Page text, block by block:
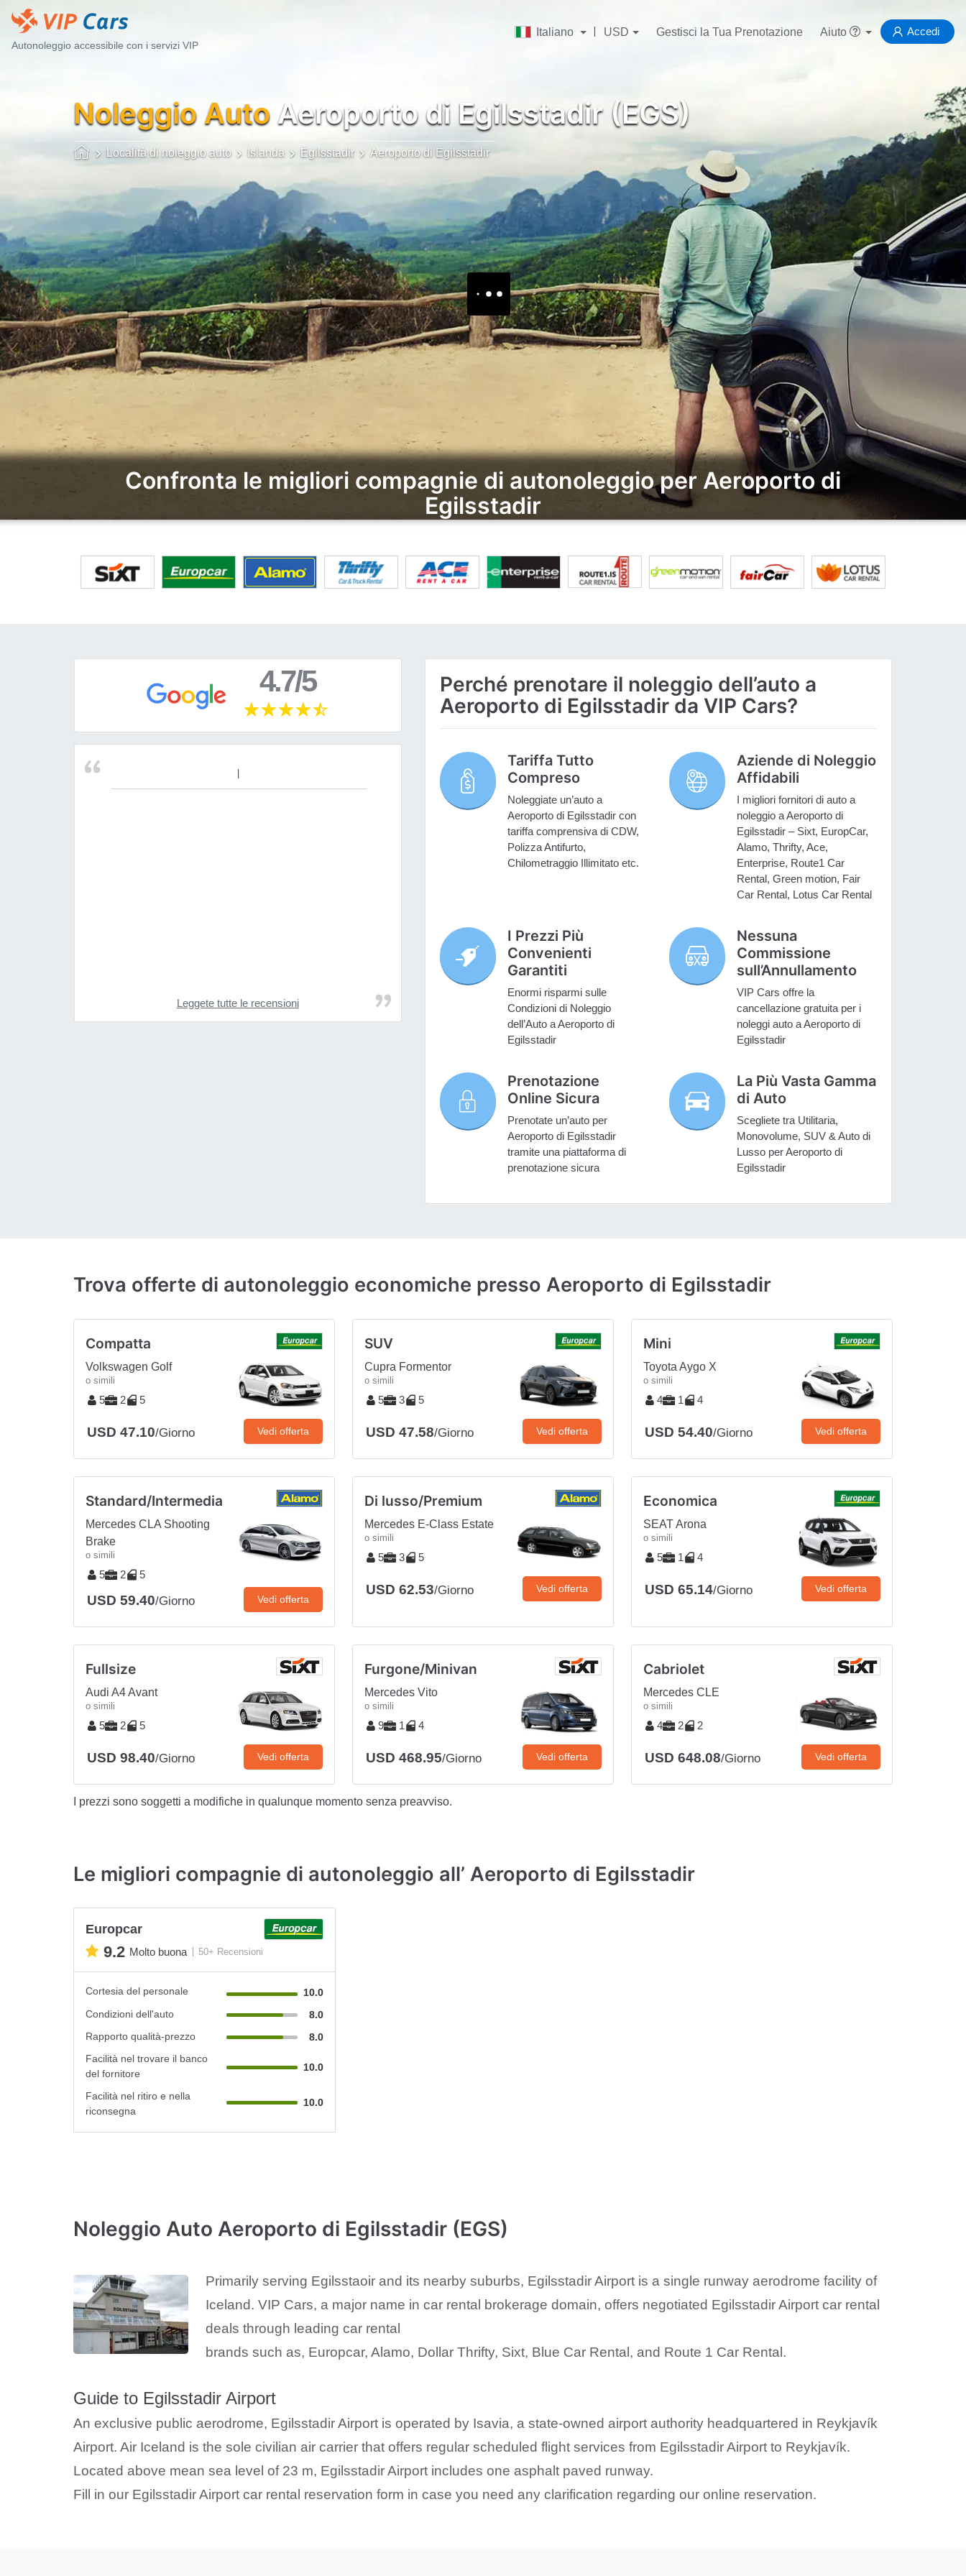
Autonoleggio accessibile con i servizi VIP
Italiano USD Gestisci la Tua Prenotazione Aiuto Accedi
Noleggio Auto Aeroporto di Egilsstadir (EGS)
Località di noleggio auto Islanda Egilsstadir Aeroporto di Egilsstadir
Confronta le migliori compagnie di autonoleggio per Aeroporto di
Egilsstadir
4.7/5
Leggete tutte le recensioni
Perché prenotare il noleggio dell’auto a
Aeroporto di Egilsstadir da VIP Cars?
Tariffa Tutto
Compreso
Noleggiate un’auto a
Aeroporto di Egilsstadir con
tariffa comprensiva di CDW,
Polizza Antifurto,
Chilometraggio Illimitato etc.
Aziende di Noleggio
Affidabili
I migliori fornitori di auto a
noleggio a Aeroporto di
Egilsstadir – Sixt, EuropCar,
Alamo, Thrifty, Ace,
Enterprise, Route1 Car
Rental, Green motion, Fair
Car Rental, Lotus Car Rental
I Prezzi Più
Convenienti
Garantiti
Enormi risparmi sulle
Condizioni di Noleggio
dell’Auto a Aeroporto di
Egilsstadir
Nessuna
Commissione
sull’Annullamento
VIP Cars offre la
cancellazione gratuita per i
noleggi auto a Aeroporto di
Egilsstadir
Prenotazione
Online Sicura
Prenotate un’auto per
Aeroporto di Egilsstadir
tramite una piattaforma di
prenotazione sicura
La Più Vasta Gamma
di Auto
Scegliete tra Utilitaria,
Monovolume, SUV & Auto di
Lusso per Aeroporto di
Egilsstadir
Trova offerte di autonoleggio economiche presso Aeroporto di Egilsstadir
Compatta
Volkswagen Golf
o simili
5 2 5
USD 47.10/Giorno Vedi offerta
SUV
Cupra Formentor
o simili
5 3 5
USD 47.58/Giorno Vedi offerta
Mini
Toyota Aygo X
o simili
4 1 4
USD 54.40/Giorno Vedi offerta
Standard/Intermedia
Mercedes CLA Shooting
Brake
o simili
5 2 5
USD 59.40/Giorno Vedi offerta
Di lusso/Premium
Mercedes E-Class Estate
o simili
5 3 5
USD 62.53/Giorno Vedi offerta
Economica
SEAT Arona
o simili
5 1 4
USD 65.14/Giorno Vedi offerta
Fullsize
Audi A4 Avant
o simili
5 2 5
USD 98.40/Giorno Vedi offerta
Furgone/Minivan
Mercedes Vito
o simili
9 1 4
USD 468.95/Giorno Vedi offerta
Cabriolet
Mercedes CLE
o simili
4 2 2
USD 648.08/Giorno Vedi offerta
I prezzi sono soggetti a modifiche in qualunque momento senza preavviso.
Le migliori compagnie di autonoleggio all’ Aeroporto di Egilsstadir
Europcar
9.2 Molto buona 50+ Recensioni
Cortesia del personale
10.0
Condizioni dell'auto
8.0
Rapporto qualità-prezzo
8.0
Facilità nel trovare il banco
del fornitore
10.0
Facilità nel ritiro e nella
riconsegna
10.0
Noleggio Auto Aeroporto di Egilsstadir (EGS)
Primarily serving Egilsstaoir and its nearby suburbs, Egilsstadir Airport is a single runway aerodrome facility of
Iceland. VIP Cars, a major name in car rental brokerage domain, offers negotiated Egilsstadir Airport car rental
deals through leading car rental
brands such as, Europcar, Alamo, Dollar Thrifty, Sixt, Blue Car Rental, and Route 1 Car Rental.
Guide to Egilsstadir Airport
An exclusive public aerodrome, Egilsstadir Airport is operated by Isavia, a state-owned airport authority headquartered in Reykjavík
Airport. Air Iceland is the sole civilian air carrier that offers regular scheduled flight services from Egilsstadir Airport to Reykjavík.
Located above mean sea level of 23 m, Egilsstadir Airport includes one asphalt paved runway.
Fill in our Egilsstadir Airport car rental reservation form in case you need any clarification regarding our online reservation.